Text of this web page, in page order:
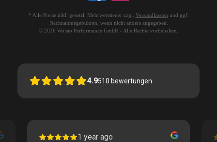
* Alle Preise inkl. gesetzl. Mehrwertsteuer zzgl. Versandkosten und ggf.
Nachnahmegebühren, wenn nicht anders angegeben.
© 2026 Wojsto Performance GmbH - Alle Rechte vorbehalten.
4.9510 bewertungen
1 year ago